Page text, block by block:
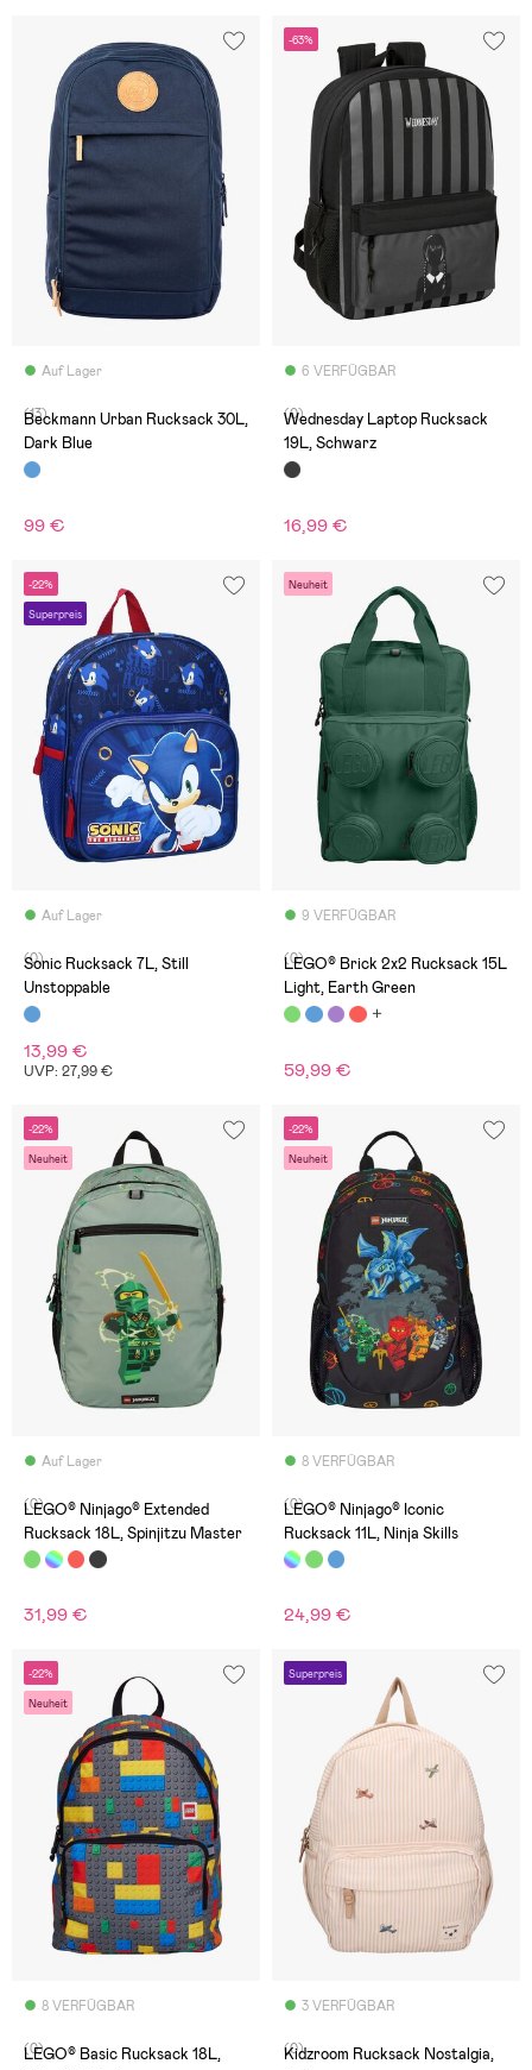
Auf Lager
(13)
Beckmann Urban Rucksack 30L,
Dark Blue
99 €
-63%
6 VERFÜGBAR
(0)
Wednesday Laptop Rucksack
19L, Schwarz
16,99 €
-22%
Superpreis
Auf Lager
(0)
Sonic Rucksack 7L, Still
Unstoppable
13,99 €
UVP: 27,99 €
Neuheit
9 VERFÜGBAR
(0)
LEGO® Brick 2x2 Rucksack 15L
Light, Earth Green
59,99 €
-22%
Neuheit
Auf Lager
(0)
LEGO® Ninjago® Extended
Rucksack 18L, Spinjitzu Master
31,99 €
-22%
Neuheit
8 VERFÜGBAR
(0)
LEGO® Ninjago® Iconic
Rucksack 11L, Ninja Skills
24,99 €
-22%
Neuheit
8 VERFÜGBAR
(0)
LEGO® Basic Rucksack 18L,
Superpreis
3 VERFÜGBAR
(0)
Kidzroom Rucksack Nostalgia,